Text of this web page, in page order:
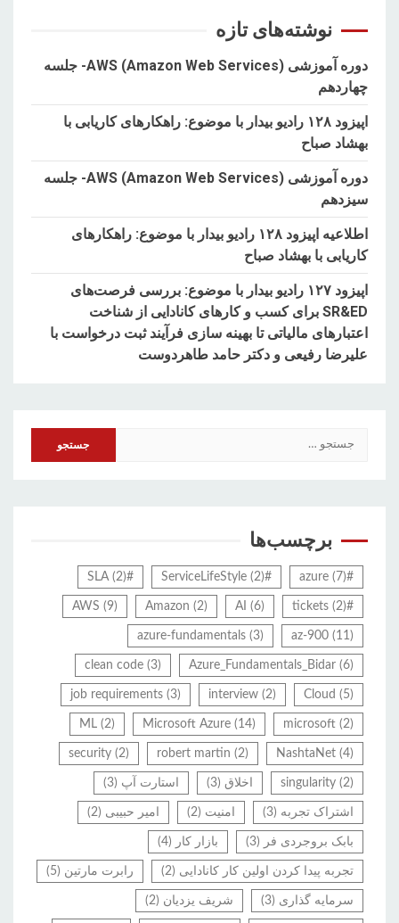
نوشته‌های تازه
دوره آموزشی AWS (Amazon Web Services)- جلسه
چهاردهم
اپیزود ۱۲۸ رادیو بیدار با موضوع: راهکارهای کاریابی با
بهشاد صباح
دوره آموزشی AWS (Amazon Web Services)- جلسه
سیزدهم
اطلاعیه اپیزود ۱۲۸ رادیو بیدار با موضوع: راهکارهای
کاریابی با بهشاد صباح
اپیزود ۱۲۷ رادیو بیدار با موضوع: بررسی فرصت‌های
SR&ED برای کسب و کارهای کانادایی از شناخت
اعتبارهای مالیاتی تا بهینه سازی فرآیند ثبت درخواست با
علیرضا رفیعی و دکتر حامد طاهردوست
برچسب‌ها
#azure
(7)
#ServiceLifeStyle
(2)
#SLA
(2)
#tickets
(2)
AI (6)
Amazon (2)
AWS (9)
az-900 (11)
azure-fundamentals (3)
Azure_Fundamentals_Bidar (6)
clean code (3)
Cloud (5)
interview (2)
job requirements (3)
microsoft (2)
Microsoft Azure (14)
ML (2)
NashtaNet (4)
robert martin (2)
security (2)
singularity (2) اخلاق (3) استارت آپ (3)
اشتراک تجربه (3) امنیت (2) امیر حبیبی (2)
بابک بروجردی فر (3) بازار کار (4)
تجربه پیدا کردن اولین کار کانادایی (2) رابرت مارتین (5)
سرمایه گذاری (3) شریف یزدیان (2)